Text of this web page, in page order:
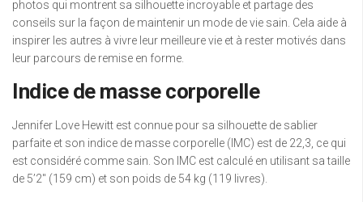
photos qui montrent sa silhouette incroyable et partage des
conseils sur la façon de maintenir un mode de vie sain. Cela aide à
inspirer les autres à vivre leur meilleure vie et à rester motivés dans
leur parcours de remise en forme.
Indice de masse corporelle
Jennifer Love Hewitt est connue pour sa silhouette de sablier
parfaite et son indice de masse corporelle (IMC) est de 22,3, ce qui
est considéré comme sain. Son IMC est calculé en utilisant sa taille
de 5’2″ (159 cm) et son poids de 54 kg (119 livres).